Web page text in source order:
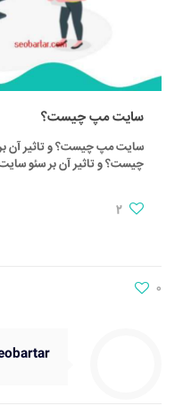
سایت مپ چیست؟
سایت مپ چیست؟ و تاثیر آن
چیست؟ و تاثیر آن بر سئو
2
0